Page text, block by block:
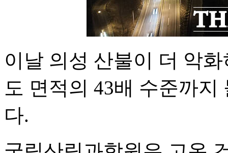
이날 의성 산불이 더 악
도 면적의 43배 수준까
다.